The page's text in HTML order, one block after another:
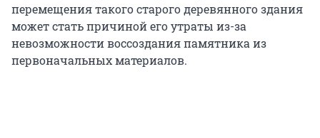
перемещения такого старого деревянного здания
может стать причиной его утраты из-за
невозможности воссоздания памятника из
первоначальных материалов.